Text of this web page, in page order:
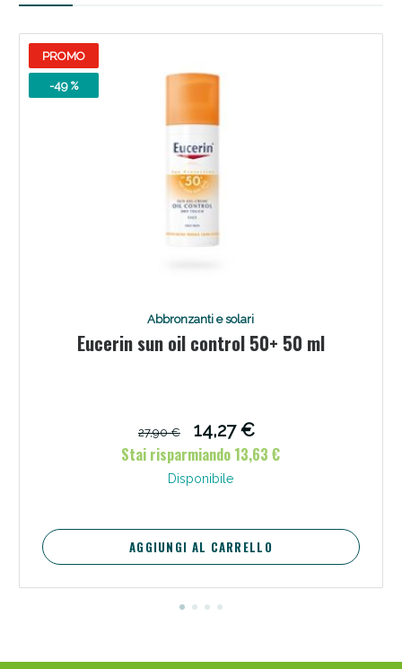
PROMO
-49 %
Abbronzanti e solari
Eucerin sun oil control 50+ 50 ml
27,90 €
14,27 €
Stai risparmiando 13,63 €
Disponibile
AGGIUNGI AL CARRELLO
Scopri le offerte di Oggi